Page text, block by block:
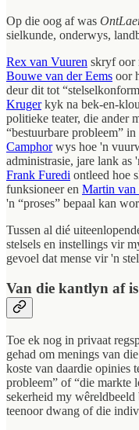
Op die oog af was
sielkunde, onderwys,
Rex van Vuuren skryf oor
Bouwe van der Eems oor
deur dit tot
Krugerkyk na bek-en-
politieke teater, die ander
“bestuurbare probleem”
Camphorwys hoe 'n
administrasie, jare lank
Frank Furedi ontleed hoe
funksioneer en Martin van
'n “proses” bepaal kan
Tussen al dié
stelsels en instellings vir
gevoel dat mense vir 'n
Van die kantlyn af
Toe ek nog in privaat
gehad om menings van
koste van daardie opinies
probleem” of “die markte
sekerheid my
teenoor dwang of die